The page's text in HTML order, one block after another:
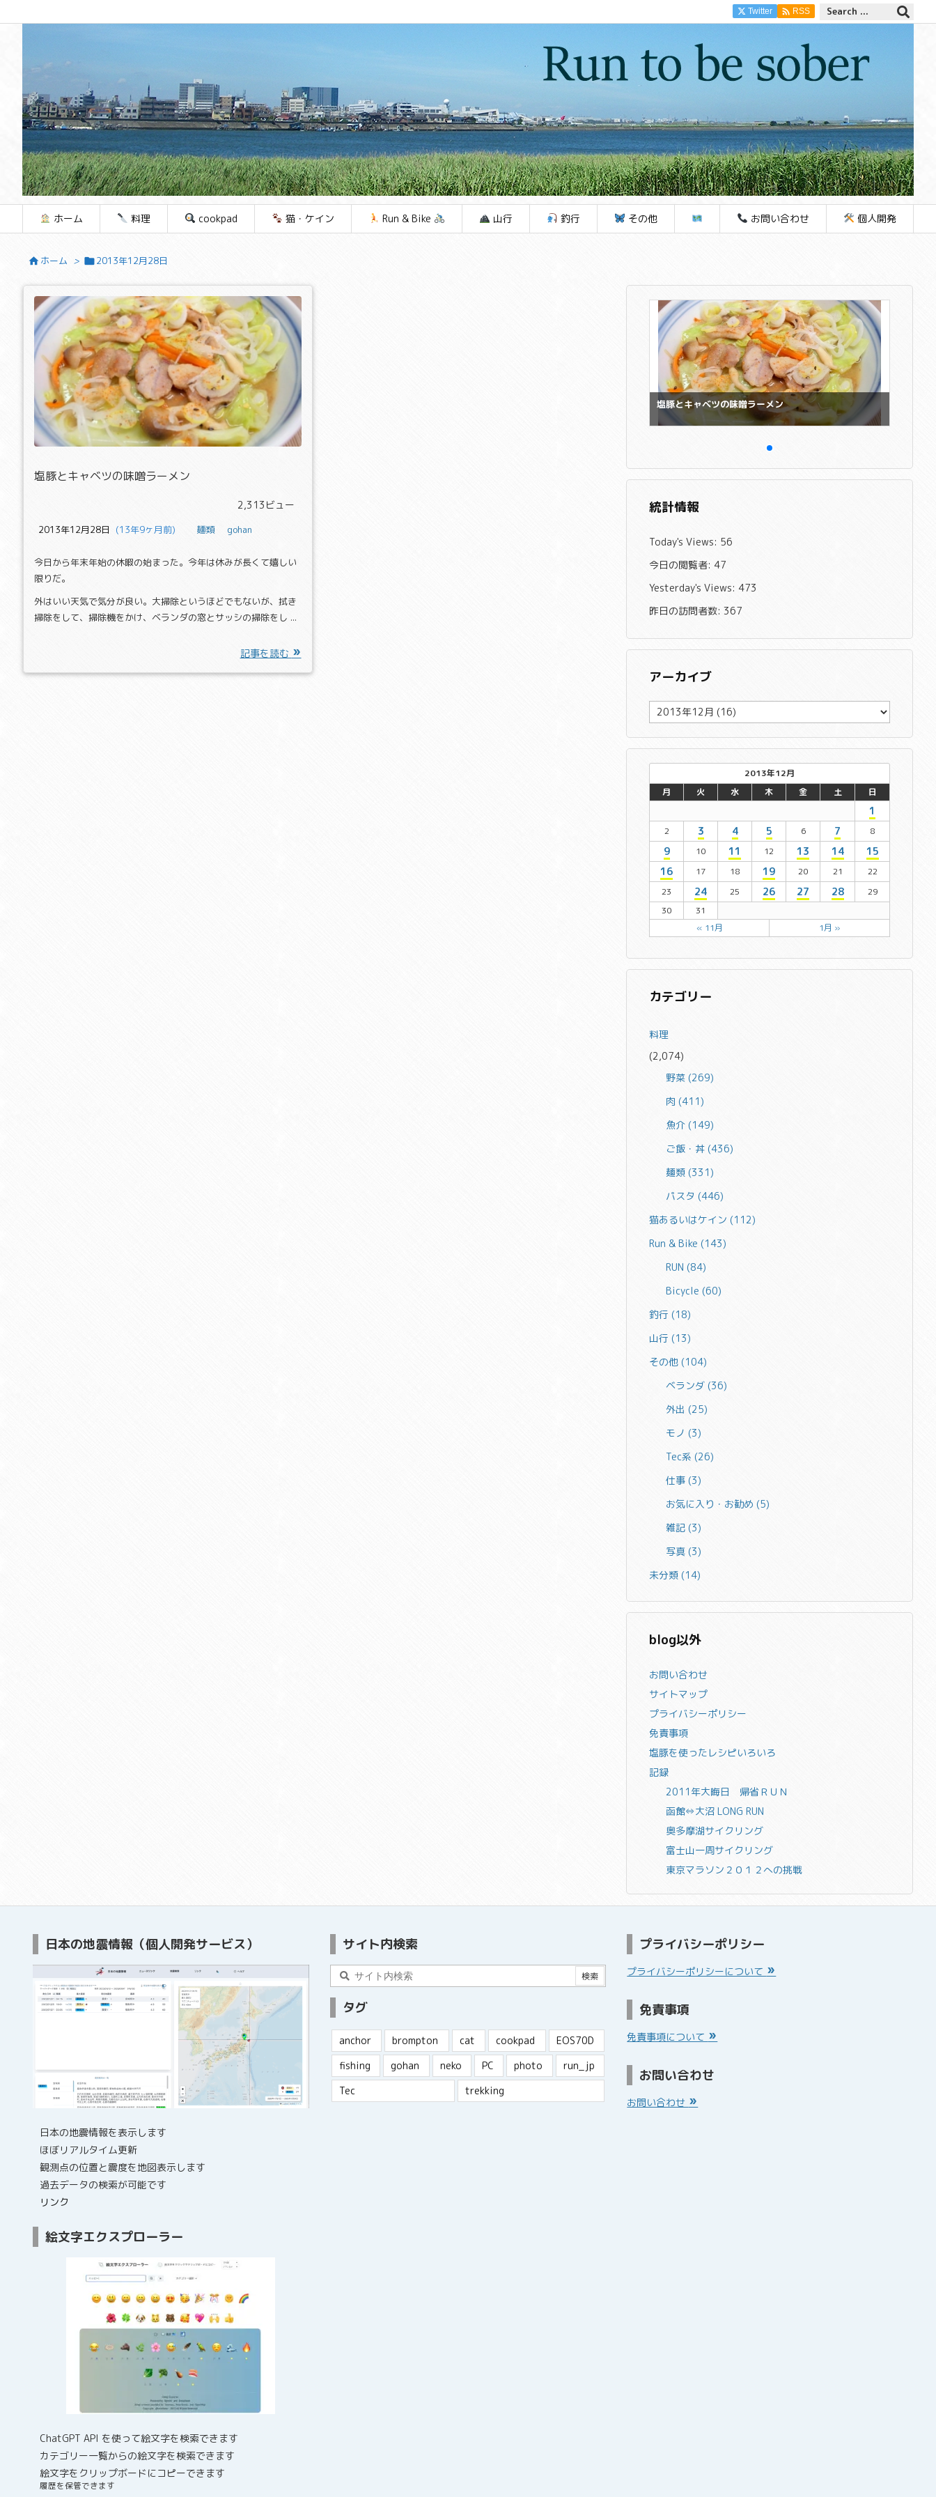
ホーム 料理 cookpad 猫・ケイン Run & Bike 山行 釣行 その他 お問い合わせ 個人開発
Twitter  RSS
 ホーム > 2013年12月28日
塩豚とキャベツの味噌ラーメン
2,313ビュー
2013年12月28日
  (13年9ヶ月前)
麺類 gohan
今日から年末年始の休暇の始まった。今年は休みが長くて嬉しい
限りだ。
外はいい天気で気分が良い。大掃除というほどでもないが、拭き
掃除をして、掃除機をかけ、ベランダの窓とサッシの掃除をし ...
記事を読む
塩豚とキャベツの味噌ラーメン 塩豚とキャベツの味噌ラーメン
統計情報
Today's Views: 56
今日の閲覧者: 47
Yesterday's Views: 473
昨日の訪問者数: 367
アーカイブ
ア
ー
カ
イ
ブ
2013年12月
月
火 水 木 金 土 日
1
2 3 4 5 6 7 8
9 10 11 12 13 14
15
16
17 18 19 20 21
22
23
24 25 26 27 28
29
30
31
« 11月
1月 »
カテゴリー
料理
(2,074)
野菜(269)
肉(411)
魚介(149)
ご飯・丼(436)
麺類(331)
パスタ(446)
猫あるいはケイン (112)
Run & Bike (143)
RUN(84)
Bicycle(60)
釣行 (18)
山行 (13)
その他 (104)
ベランダ(36)
外出(25)
モノ(3)
Tec系(26)
仕事(3)
お気に入り・お勧め(5)
雑記(3)
写真(3)
未分類 (14)
blog以外
お問い合わせ
サイトマップ
プライバシーポリシー
免責事項
塩豚を使ったレシピいろいろ
記録
2011年大晦日 帰省ＲＵＮ
函館⇔大沼 LONG RUN
奥多摩湖サイクリング
富士山一周サイクリング
東京マラソン２０１２への挑戦
日本の地震情報（個人開発サービス）
日本の地震情報を表示します
ほぼリアルタイム更新
観測点の位置と震度を地図表示します
過去データの検索が可能です
リンク
絵文字エクスプローラー
ChatGPT API を使って絵文字を検索できます
カテゴリー一覧からの絵文字を検索できます
絵文字をクリップボードにコピーできます
履歴を保管できます
サイト内検索
タグ
anchor brompton cat cookpad
EOS70D
fishing
gohan neko PC photo
run_jp
Tec
trekking
プライバシーポリシー
プライバシーポリシーについて
免責事項
免責事項について
お問い合わせ
お問い合わせ